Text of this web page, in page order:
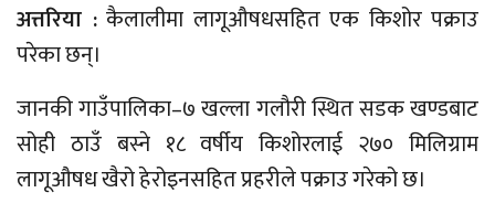
अत्तरिया :कैलालीमा लागूऔषधसहित एक किशोर पक्राउ
परेका छन्।
जानकी गाउँपालिका–७ खल्ला गलौरी स्थित सडक खण्डबाट
सोही ठाउँ बस्ने १८ वर्षीय किशोरलाई २७० मिलिग्राम
लागूऔषध खैरो हेरोइनसहित प्रहरीले पक्राउ गरेको छ।